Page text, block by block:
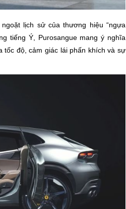
lịch sử của thương hiệu “ngựa
tiếng Ý, Purosangue mang ý nghĩa
tốc độ, cảm giác lái phấn khích và sự